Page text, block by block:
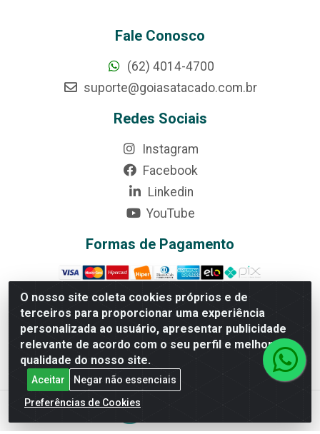
O nosso site coleta cookies próprios e de
terceiros para proporcionar uma experiência
personalizada ao usuário, apresentar publicidade
relevante de acordo com o seu perfil e melhorar a
qualidade do nosso site.
Aceitar
Negar não essenciais
Preferências de Cookies
Fale Conosco
(62) 4014-4700
suporte@goiasatacado.com.br
Redes Sociais
Instagram
Facebook
Linkedin
YouTube
Formas de Pagamento
Rede Brasil - Avenida Universitária, nº 3860, Jardim das
Américas II Etapa - Anápolis/GO - CEP 75070-415 -
CNPJ 07.728.073/0002-24